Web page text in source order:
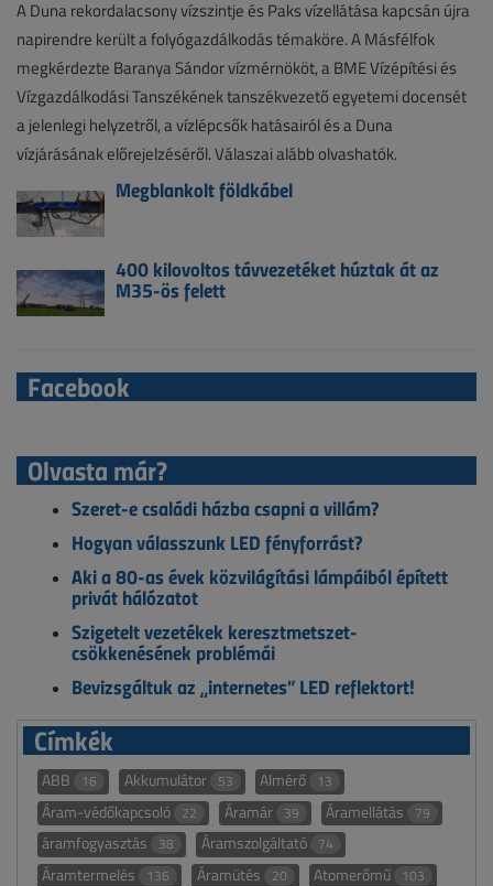
A Duna rekordalacsony vízszintje és Paks vízellátása kapcsán újra
napirendre került a folyógazdálkodás témaköre. A Másfélfok
megkérdezte Baranya Sándor vízmérnököt, a BME Vízépítési és
Vízgazdálkodási Tanszékének tanszékvezető egyetemi docensét
a jelenlegi helyzetről, a vízlépcsők hatásairól és a Duna
vízjárásának előrejelzéséről. Válaszai alább olvashatók.
Megblankolt földkábel
400 kilovoltos távvezetéket húztak át az
M35-ös felett
Facebook
Olvasta már?
Szeret-e családi házba csapni a villám?
Hogyan válasszunk LED fényforrást?
Aki a 80-as évek közvilágítási lámpáiból épített
privát hálózatot
Szigetelt vezetékek keresztmetszet-
csökkenésének problémái
Bevizsgáltuk az „internetes” LED reflektort!
Címkék
ABB 16 Akkumulátor 53 Almérő 13
Áram-védőkapcsoló 22 Áramár 39 Áramellátás 79
áramfogyasztás 38 Áramszolgáltató 74
Áramtermelés 136 Áramütés 20 Atomerőmű 103